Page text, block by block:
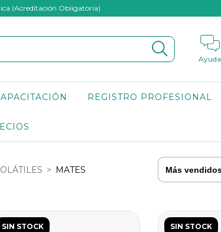
(Acreditación Obligatoria)
Ayuda
REGISTRO PROFESIONAL
> MATES
SIN STOCK SIN STOCK